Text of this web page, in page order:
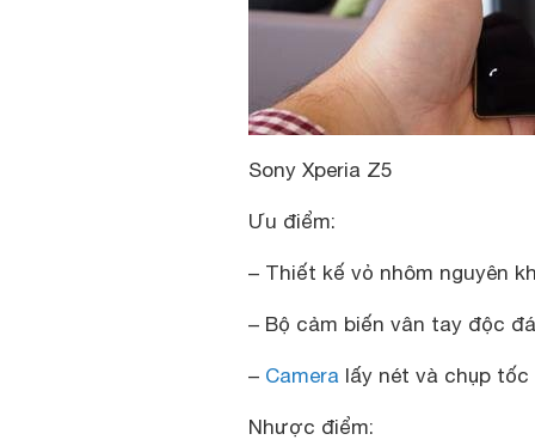
Sony Xperia Z5
Ưu điểm:
– Thiết kế vỏ nhôm nguyên
– Bộ cảm biến vân tay độc
– Camera lấy nét và chụp
Nhược điểm: